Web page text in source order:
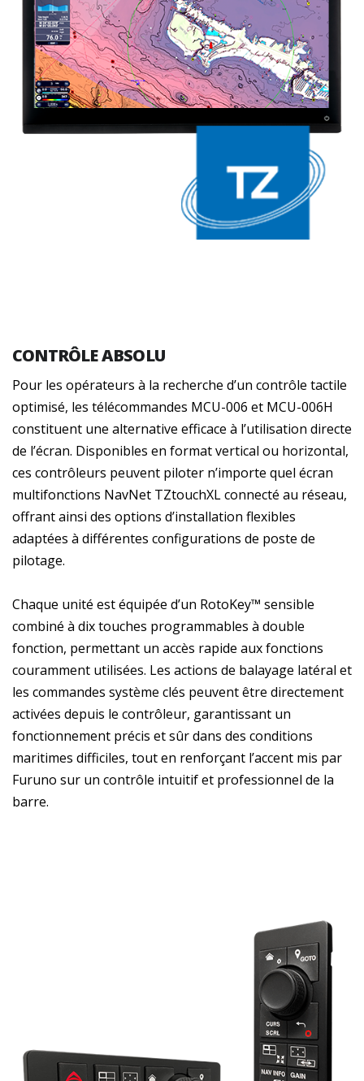
CONTRÔLE ABSOLU
Pour les opérateurs à la recherche d’un contrôle tactile
optimisé, les télécommandes MCU-006 et MCU-006H
constituent une alternative efficace à l’utilisation directe
de l’écran. Disponibles en format vertical ou horizontal,
ces contrôleurs peuvent piloter n’importe quel écran
multifonctions NavNet TZtouchXL connecté au réseau,
offrant ainsi des options d’installation flexibles
adaptées à différentes configurations de poste de
pilotage.
Chaque unité est équipée d’un RotoKey™ sensible
combiné à dix touches programmables à double
fonction, permettant un accès rapide aux fonctions
couramment utilisées. Les actions de balayage latéral et
les commandes système clés peuvent être directement
activées depuis le contrôleur, garantissant un
fonctionnement précis et sûr dans des conditions
maritimes difficiles, tout en renforçant l’accent mis par
Furuno sur un contrôle intuitif et professionnel de la
barre.